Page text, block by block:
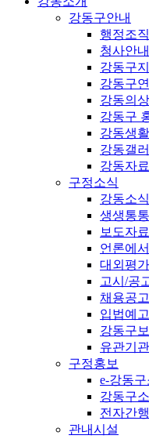
강동구안내
행정조직
청사안내
강동구
강동구
강동의
강동구
강동생
강동갤러
강동자
구정소식
강동소식
생생통
보도자료
언론에
대외평
고시/공
채용공고
입법예고
강동구보
유관기
구정홍보
e-강동구
강동구
전자간
관내시설